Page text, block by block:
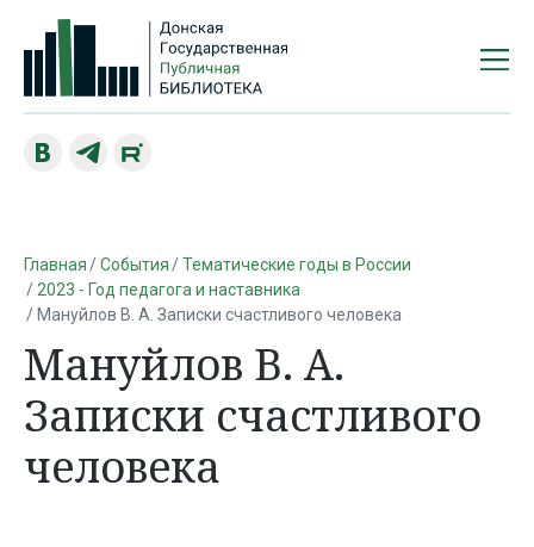
Главная События
Тематические годы в России
2023 - Год педагога и наставника
Мануйлов В. А. Записки счастливого человека
Мануйлов В. А.
Записки счастливого
человека